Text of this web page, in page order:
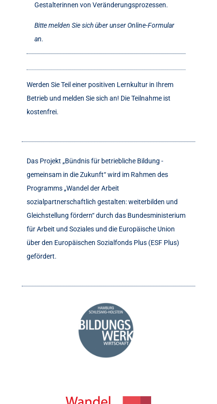
Gestalterinnen von Veränderungsprozessen.
Bitte melden Sie sich über unser Online-Formular
an.
Werden Sie Teil einer positiven Lernkultur in Ihrem
Betrieb und melden Sie sich an! Die Teilnahme ist
kostenfrei.
Das Projekt „Bündnis für betriebliche Bildung -
gemeinsam in die Zukunft“ wird im Rahmen des
Programms „Wandel der Arbeit
sozialpartnerschaftlich gestalten: weiterbilden und
Gleichstellung fördern“ durch das Bundesministerium
für Arbeit und Soziales und die Europäische Union
über den Europäischen Sozialfonds Plus (ESF Plus)
gefördert.